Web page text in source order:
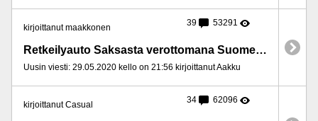
kirjoittanut maakkonen 39 53291
Retkeilyauto Saksasta verottomana Suomeen?
Uusin viesti: 29.05.2020 kello on 21:56 kirjoittanut Aakku
kirjoittanut Casual 34 62096